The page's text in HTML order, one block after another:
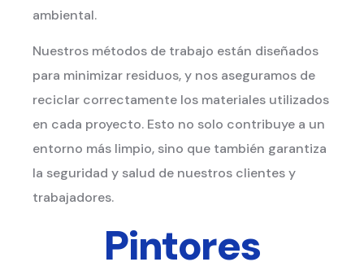
ambiental.
Nuestros métodos de trabajo están diseñados
para minimizar residuos, y nos aseguramos de
reciclar correctamente los materiales utilizados
en cada proyecto. Esto no solo contribuye a un
entorno más limpio, sino que también garantiza
la seguridad y salud de nuestros clientes y
trabajadores.
Pintores